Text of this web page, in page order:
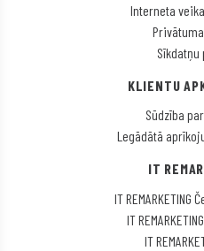
Interneta
KLIENTU
Sūdzība
Legādātā
IT
IT REMARKETING
IT
IT